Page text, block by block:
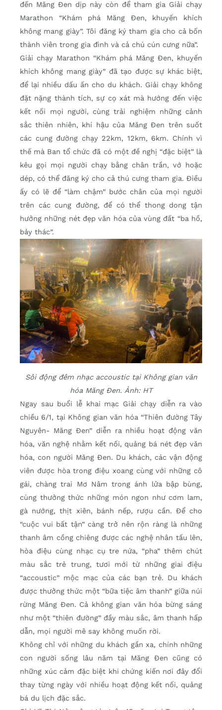
đến Măng Đen dịp này còn để tham gia Giải chạy
Marathon “Khám phá Măng Đen, khuyến khích
không mang giày”. Tôi đăng ký tham gia cho cả bốn
thành viên trong gia đình và cả chú cún cưng nữa”.
Giải chạy Marathon “Khám phá Măng Đen, khuyến
khích không mang giày” đã tạo được sự khác biệt,
để lại nhiều dấu ấn cho du khách. Giải chạy không
đặt nặng thành tích, sự cọ xát mà hướng đến việc
kết nối mọi người, cùng trải nghiệm những cảnh
sắc thiên nhiên, khí hậu của Măng Đen trên suốt
các cung đường chạy 22km, 12km, 6km. Chính vì
thế mà Ban tổ chức đã có một đề nghị “đặc biệt” là
kêu gọi mọi người chạy bằng chân trần, vớ hoặc
dép, có thể đăng ký cho cả thú cưng tham gia. Điều
ấy có lẽ để “làm chậm” bước chân của mọi người
trên các cung đường, để có thể thong dong tận
hưởng những nét đẹp văn hóa của vùng đất “ba hồ,
bảy thác”.
Sôi động đêm nhạc accoustic tại Không gian văn
hóa Măng Đen. Ảnh: HT
Ngay sau buổi lễ khai mạc Giải chạy diễn ra vào
chiều 6/1, tại Không gian văn hóa “Thiên đường Tây
Nguyên- Măng Đen” diễn ra nhiều hoạt động văn
hóa, văn nghệ nhằm kết nối, quảng bá nét đẹp văn
hóa, con người Măng Đen. Du khách, các vận động
viên được hòa trong điệu xoang cùng với những cô
gái, chàng trai Mơ Nâm trong ánh lửa bập bùng,
cùng thưởng thức những món ngon như cơm lam,
gà nướng, thịt xiên, bánh nếp, rượu cần. Để cho
“cuộc vui bất tận” càng trở nên rộn ràng là những
thanh âm cồng chiêng được các nghệ nhân tấu lên,
hòa điệu cùng nhạc cụ tre nứa, “pha” thêm chút
màu sắc trẻ trung, tươi mới từ những giai điệu
“accoustic” mộc mạc của các bạn trẻ. Du khách
được thưởng thức một “bữa tiệc âm thanh” giữa núi
rừng Măng Đen. Cả không gian văn hóa bừng sáng
như một “thiên đường” đầy màu sắc, âm thanh hấp
dẫn, mọi người mê say không muốn rời.
Không chỉ với những du khách gần xa, chính những
con người sống lâu năm tại Măng Đen cũng có
những xúc cảm đặc biệt khi chứng kiến nơi đây đổi
thay từng ngày với nhiều hoạt động kết nối, quảng
bá du lịch đặc sắc.